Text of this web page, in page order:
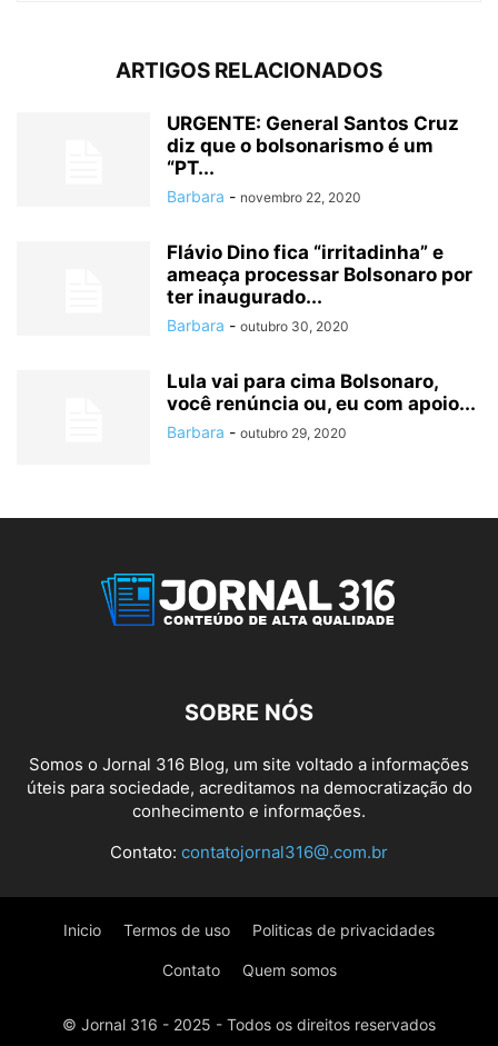
ARTIGOS RELACIONADOS
URGENTE: General Santos Cruz
diz que o bolsonarismo é um
“PT...
Barbara - novembro 22, 2020
Flávio Dino fica “irritadinha” e
ameaça processar Bolsonaro por
ter inaugurado...
Barbara - outubro 30, 2020
Lula vai para cima Bolsonaro,
você renúncia ou, eu com apoio...
Barbara - outubro 29, 2020
SOBRE NÓS
Somos o Jornal 316 Blog, um site voltado a informações
úteis para sociedade, acreditamos na democratização do
conhecimento e informações.
Contato: contatojornal316@.com.br
Inicio Termos de uso Politicas de privacidades
Contato Quem somos
© Jornal 316 - 2025 - Todos os direitos reservados